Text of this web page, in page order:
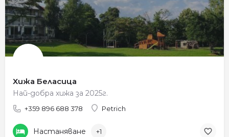
Хижа Беласица
Най-добра хижа за 2025г.
+359 896 688 378 Petrich
Настаняване +1